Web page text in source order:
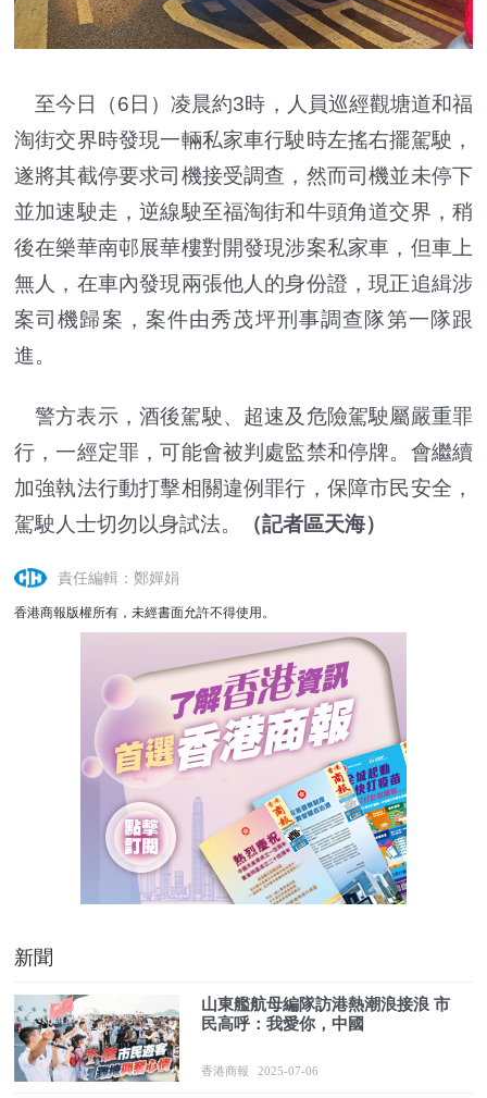
至今日（6日）凌晨約3時，人員巡經觀塘道和福
淘街交界時發現一輛私家車行駛時左搖右擺駕駛，
遂將其截停要求司機接受調查，然而司機並未停下
並加速駛走，逆線駛至福淘街和牛頭角道交界，稍
後在樂華南邨展華樓對開發現涉案私家車，但車上
無人，在車內發現兩張他人的身份證，現正追緝涉
案司機歸案，案件由秀茂坪刑事調查隊第一隊跟
進。
警方表示，酒後駕駛、超速及危險駕駛屬嚴重罪
行，一經定罪，可能會被判處監禁和停牌。會繼續
加強執法行動打擊相關違例罪行，保障市民安全，
駕駛人士切勿以身試法。
（記者區天海）
責任編輯：鄭嬋娟
香港商報版權所有，未經書面允許不得使用。
新聞
山東艦航母編隊訪港熱潮浪接浪 市
民高呼：我愛你，中國
香港商報 2025-07-06